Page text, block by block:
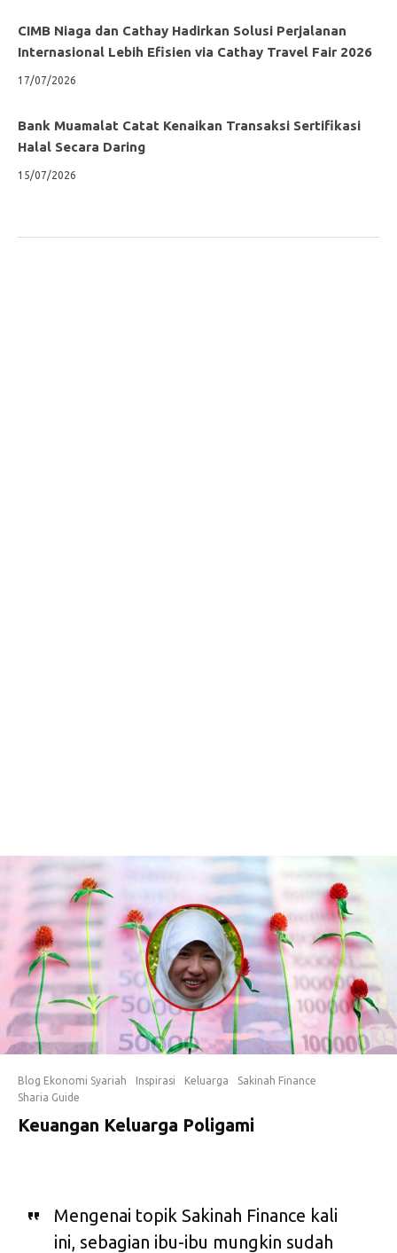
CIMB Niaga dan Cathay Hadirkan Solusi Perjalanan
Internasional Lebih Efisien via Cathay Travel Fair 2026
17/07/2026
Bank Muamalat Catat Kenaikan Transaksi Sertifikasi
Halal Secara Daring
15/07/2026
Blog Ekonomi Syariah Inspirasi Keluarga
Sakinah Finance
Sharia Guide
Keuangan Keluarga Poligami
Mengenai topik Sakinah Finance kali
ini, sebagian ibu-ibu mungkin sudah